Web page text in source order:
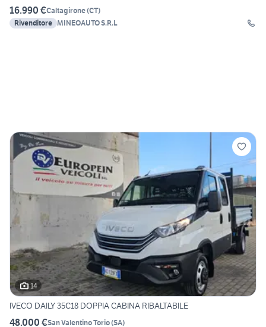
16.990 €Caltagirone(CT)
Rivenditore MINEOAUTO S.R.L
14
IVECO DAILY 35C18 DOPPIA CABINA RIBALTABILE
48.000 €San Valentino Torio(SA)